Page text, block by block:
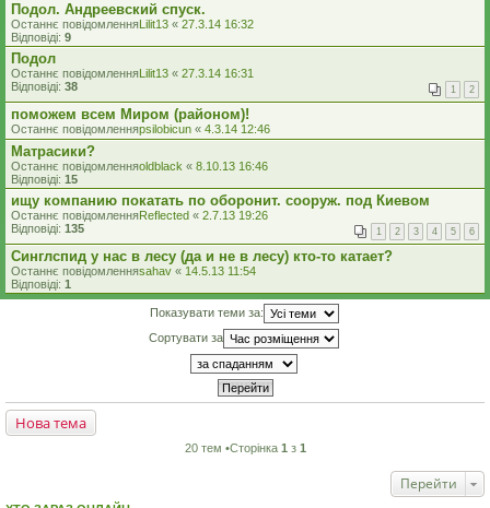
Подол. Андреевский спуск.
Останнє повідомленняLilit13 « 27.3.14 16:32
Відповіді: 9
Подол
Останнє повідомленняLilit13 « 27.3.14 16:31
Відповіді: 38 1 2
поможем всем Миром (районом)!
Останнє повідомленняpsilobicun « 4.3.14 12:46
Матрасики?
Останнє повідомленняoldblack « 8.10.13 16:46
Відповіді: 15
ищу компанию покатать по оборонит. сооруж. под Киевом
Останнє повідомленняReflected « 2.7.13 19:26
Відповіді: 135 1 2 3 4 5 6
Синглспид у нас в лесу (да и не в лесу) кто-то катает?
Останнє повідомленняsahav « 14.5.13 11:54
Відповіді: 1
Показувати теми за:
Сортувати за
Нова тема
20 тем •Сторінка 1 з 1
Перейти